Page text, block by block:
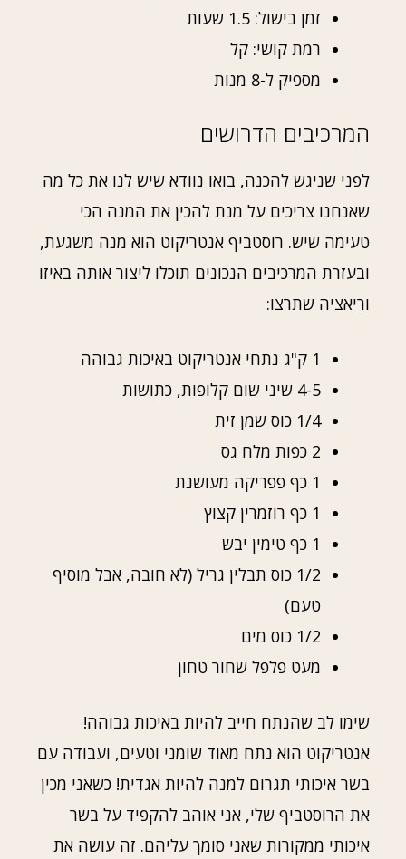
זמן בישול: 1.5 שעות
רמת קושי: קל
מספיק ל-8 מנות
המרכיבים הדרושים
לפני שניגש להכנה, בואו נוודא שיש לנו את כל מה
שאנחנו צריכים על מנת להכין את המנה הכי
טעימה שיש. רוסטביף אנטריקוט הוא מנה משגעת,
ובעזרת המרכיבים הנכונים תוכלו ליצור אותה באיזו
וריאציה שתרצו:
1 ק"ג נתחי אנטריקוט באיכות גבוהה
4-5 שיני שום קלופות, כתושות
1/4 כוס שמן זית
2 כפות מלח גס
1 כף פפריקה מעושנת
1 כף רוזמרין קצוץ
1 כף טימין יבש
1/2 כוס תבלין גריל (לא חובה, אבל מוסיף
טעם)
1/2 כוס מים
מעט פלפל שחור טחון
שימו לב שהנתח חייב להיות באיכות גבוהה!
אנטריקוט הוא נתח מאוד שומני וטעים, ועבודה עם
בשר איכותי תגרום למנה להיות אגדית! כשאני מכין
את הרוסטביף שלי, אני אוהב להקפיד על בשר
איכותי ממקורות שאני סומך עליהם. זה עושה את